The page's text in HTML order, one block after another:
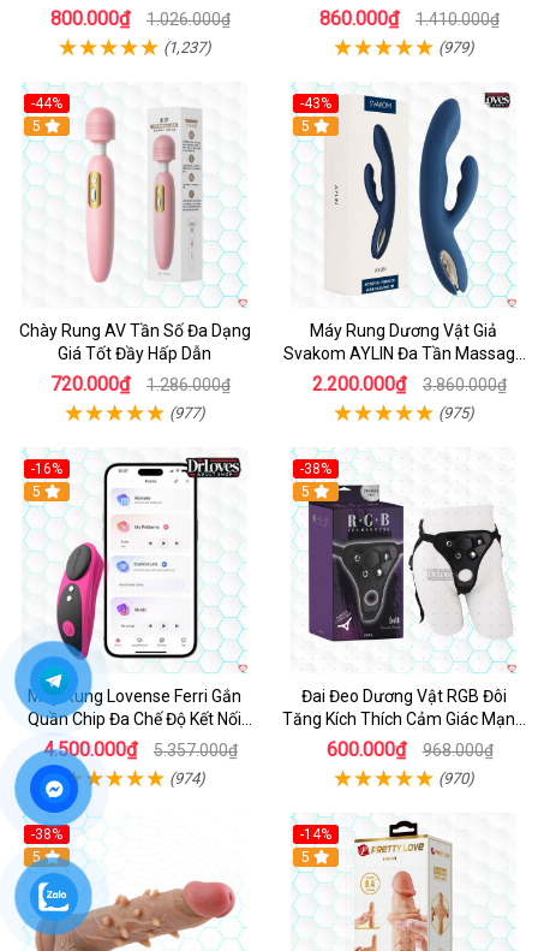
800.000₫ 1.026.000₫
(1,237)
860.000₫ 1.410.000₫
(979)
-44%
Hot
5
Chày Rung AV Tần Số Đa Dạng
Giá Tốt Đầy Hấp Dẫn
720.000₫ 1.286.000₫
(977)
-43%
Hot
5
Máy Rung Dương Vật Giả
Svakom AYLIN Đa Tần Massage
Sướng
2.200.000₫ 3.860.000₫
(975)
-16%
Hot
5
Máy Rung Lovense Ferri Gắn
Quần Chip Đa Chế Độ Kết Nối
App
4.500.000₫ 5.357.000₫
(974)
-38%
Hot
5
Đai Đeo Dương Vật RGB Đôi
Tăng Kích Thích Cảm Giác Mạnh
Mẽ
600.000₫ 968.000₫
(970)
-38%
5
-14%
5